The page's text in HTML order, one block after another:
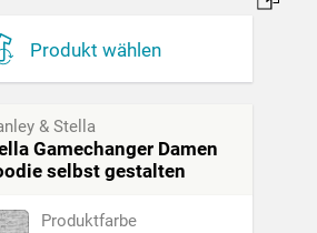
Produkt wählen
& Stella
Gamechanger Damen
selbst gestalten
Produktfarbe